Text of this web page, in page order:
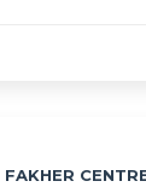
FAKHER